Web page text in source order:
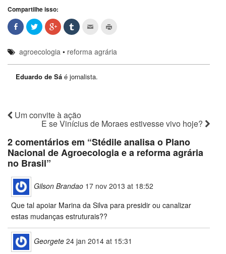
Compartilhe isso:
agroecologia • reforma agrária
Eduardo de Sá é jornalista.
Um convite à ação
E se Vinícius de Moraes estivesse vivo hoje?
2 comentários em “Stédile analisa o Plano
Nacional de Agroecologia e a reforma agrária
no Brasil”
Gilson Brandao 17 nov 2013 at 18:52
Que tal apoiar Marina da Silva para presidir ou canalizar
estas mudanças estruturais??
Georgete 24 jan 2014 at 15:31